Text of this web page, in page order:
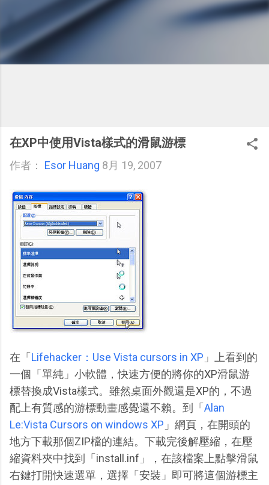
在XP中使用Vista樣式的滑鼠游標
作者： Esor Huang 8月 19, 2007
在「 Lifehacker：Use Vista cursors in XP 」上看到的
一個「單純」小軟體，快速方便的將你的XP滑鼠游
標替換成Vista樣式。雖然桌面外觀還是XP的，不過
配上有質感的游標動畫感覺還不賴。到「 Alan
Le:Vista Cursors on windows XP 」網頁，在開頭的
地方下載那個ZIP檔的連結。下載完後解壓縮，在壓
縮資料夾中找到「install.inf」，在該檔案上點擊滑鼠
右鍵打開快速選單，選擇「安裝」即可將這個游標主